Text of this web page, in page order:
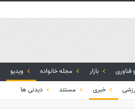
فناوری بازار مجله خانواده ویدیو
خبری مستند دیدنی ها